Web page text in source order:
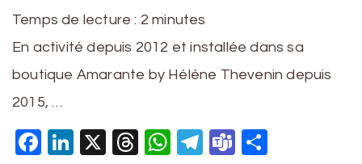
Temps de lecture : 2 minutes
En activité depuis 2012 et installée dans sa
boutique Amarante by Hélène Thevenin depuis
2015, …
Facebook
LinkedIn
X Threads
WhatsApp
Telegram
Teams